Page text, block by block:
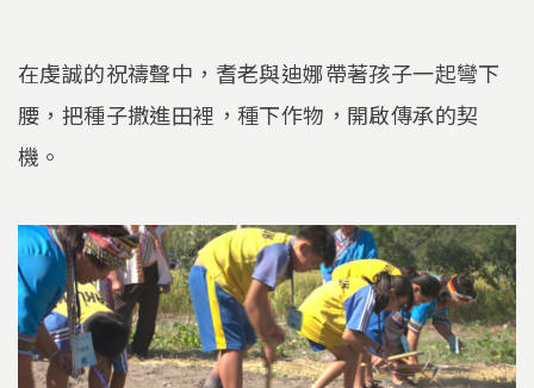
在虔誠的祝禱聲中，耆老與迪娜帶著孩子一起彎下
腰，把種子撒進田裡，種下作物，開啟傳承的契
機。